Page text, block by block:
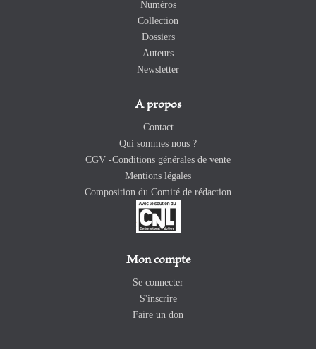
Numéros
Collection
Dossiers
Auteurs
Newsletter
A propos
Contact
Qui sommes nous ?
CGV -Conditions générales de vente
Mentions légales
Composition du Comité de rédaction
Mon compte
Se connecter
S'inscrire
Faire un don